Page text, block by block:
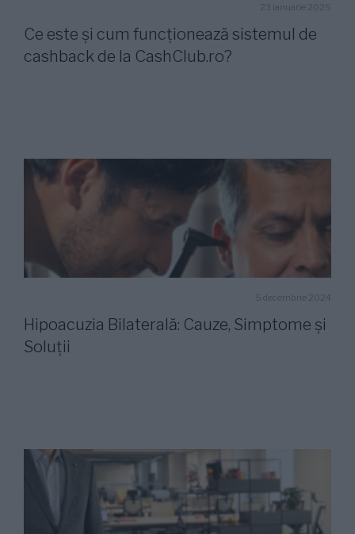
23 ianuarie 2025
Ce este și cum funcționează sistemul de
cashback de la CashClub.ro?
5 decembrie 2024
Hipoacuzia Bilaterală: Cauze, Simptome și
Soluții